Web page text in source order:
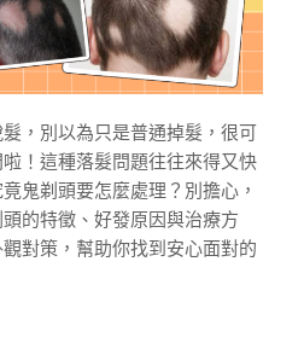
，別以為只是普通掉髮，很可
！這種落髮問題往往來得又快
鬼剃頭要怎麼處理？別擔心，
的特徵、好發原因與治療方
對策，幫助你找到安心面對的